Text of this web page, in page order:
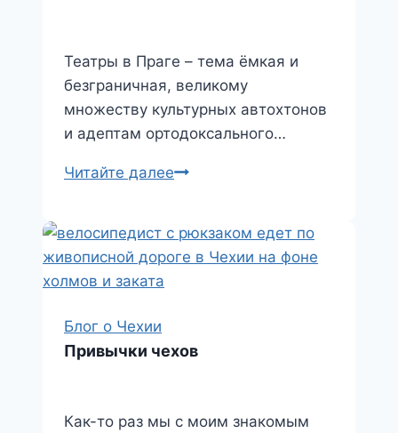
Театры в Праге – тема ёмкая и
безграничная, великому
множеству культурных автохтонов
и адептам ортодоксального…
Читайте далееТеатры
Блог о Чехии
Привычки чехов
Как-то раз мы с моим знакомым